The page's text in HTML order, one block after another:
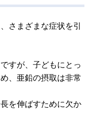
さまざまな症状を引
すが、子どもにとっ
、亜鉛の摂取は非常
を伸ばすために欠か